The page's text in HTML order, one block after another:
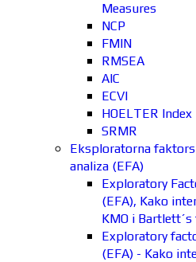
Measures
NCP
FMIN
RMSEA
AIC
ECVI
HOELTER Index
SRMR
Eksploratorna
analiza (EFA)
Exploratory
(EFA), Kako
KMO i
Exploratory
(EFA) - Kako